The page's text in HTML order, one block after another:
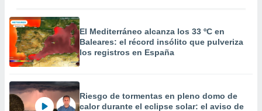
El Mediterráneo alcanza los 33 ºC en
Baleares: el récord insólito que pulveriza
los registros en España
Riesgo de tormentas en pleno domo de
calor durante el eclipse solar: el aviso de